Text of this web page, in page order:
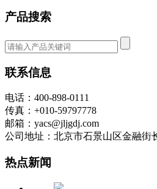
产品搜索
联系信息
电话：400-898-0111
传真：+010-59797778
邮箱：yacs@jljgdj.com
公司地址：北京市石景山区金融街
热点新闻